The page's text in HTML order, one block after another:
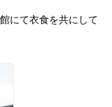
にて衣食を共にして